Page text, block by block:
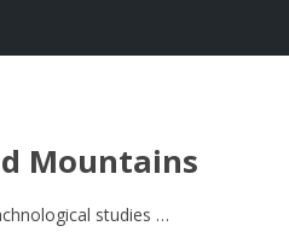
Mountains
studies …